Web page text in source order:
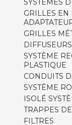
SYSTÈMES
GRILLES EN
GRILLES
DIFFUSEURS
SYSTÈME
PLASTIQUE
CONDUITS
SYSTÈME
ISOLÉ
TRAPPES
FILTRES